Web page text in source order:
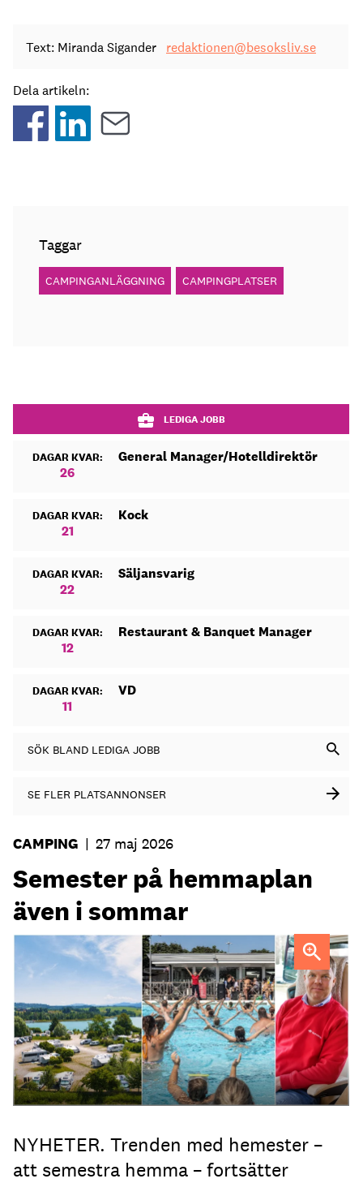
Text: Miranda Sigander redaktionen@besoksliv.se
Dela artikeln:
Taggar
CAMPINGANLÄGGNING CAMPINGPLATSER
LEDIGA JOBB
DAGAR KVAR:
26
General Manager/Hotelldirektör
DAGAR KVAR:
21
Kock
DAGAR KVAR:
22
Säljansvarig
DAGAR KVAR:
12
Restaurant & Banquet Manager
DAGAR KVAR:
11
VD
SÖK BLAND LEDIGA JOBB
SE FLER PLATSANNONSER
CAMPING | 27 maj 2026
Semester på hemmaplan
även i sommar
Campingen ger charterbolagen en god match om
sommarresenärerna, säger Johan Söör, vd First Camp.
NYHETER. Trenden med hemester –
att semestra hemma – fortsätter